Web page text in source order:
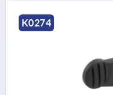
K0274